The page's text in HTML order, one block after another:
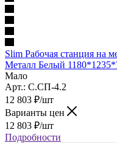
Slim Рабочая станция на
Металл Белый
Мало
Арт.: С.СП-4.2
12 803 ₽/шт
Варианты цен
12 803 ₽/шт
Подробности